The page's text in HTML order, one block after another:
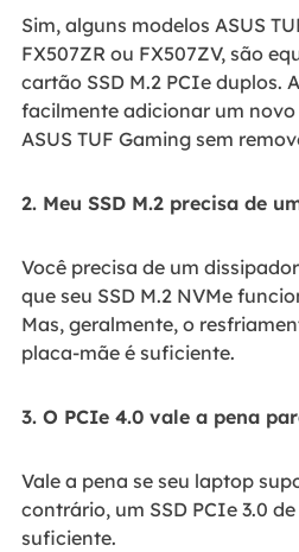
Sim, alguns modelos ASUS
FX507ZR ou FX507ZV, são
cartão SSD M.2 PCIe duplos.
facilmente adicionar um novo
ASUS TUF Gaming sem
2. Meu SSD M.2 precisa de
Você precisa de um
que seu SSD M.2 NVMe
Mas, geralmente, o
placa-mãe é suficiente.
3. O PCIe 4.0 vale a pena
Vale a pena se seu laptop
contrário, um SSD PCIe 3.0
suficiente.